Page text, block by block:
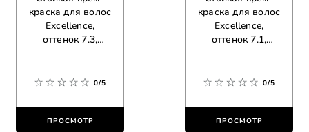
краска для волос
Excellence,
оттенок 7.3,
0/5
ПРОСМОТР
краска для волос
Excellence,
оттенок 7.1,
0/5
ПРОСМОТР